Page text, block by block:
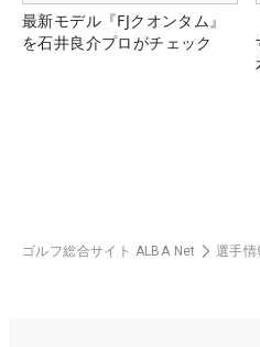
最新モデル『FJクオンタム』
を石井良介プロがチェック
ゴルフ総合サイト ALBA Net 選手情